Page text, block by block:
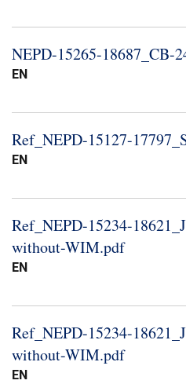
NEPD-​15265-​18687_​CB-​
EN
Ref_​NEPD-​15127-​
EN
Ref_​NEPD-​15234-​
without-​WIM.​pdf
EN
Ref_​NEPD-​15234-​
without-​WIM.​pdf
EN